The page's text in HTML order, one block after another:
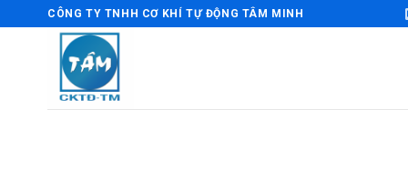
qua
CÔNG TY TNHH CƠ KHÍ TỰ ĐỘNG TÂM MINH